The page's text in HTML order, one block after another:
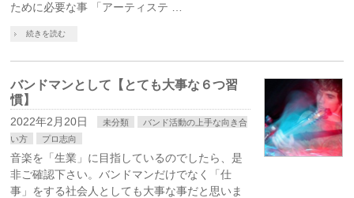
ために必要な事 「アーティステ …
続きを読む
バンドマンとして【とても大事な６つ習
慣】
2022年2月20日 未分類
バンド活動の上手な向き合
い方
プロ志向
音楽を「生業」に目指しているのでしたら、是
非ご確認下さい。バンドマンだけでなく「仕
事」をする社会人としても大事な事だと思いま